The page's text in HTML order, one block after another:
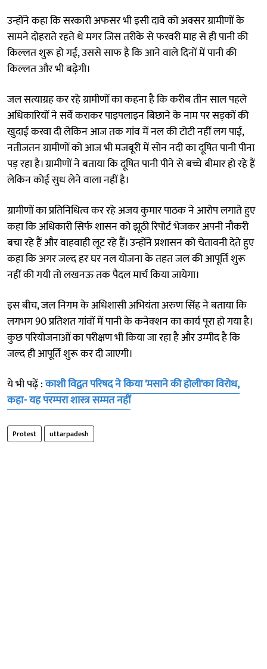
उन्होंने कहा कि सरकारी अफसर भी इसी दावे को अक्सर ग्रामीणों के
सामने दोहराते रहते थे मगर जिस तरीके से फरवरी माह से ही पानी की
किल्लत शुरू हो गई, उससे साफ है कि आने वाले दिनों में पानी की
किल्लत और भी बढ़ेगी।
जल सत्याग्रह कर रहे ग्रामीणों का कहना है कि करीब तीन साल पहले
अधिकारियों ने सर्वे कराकर पाइपलाइन बिछाने के नाम पर सड़कों की
खुदाई करवा दी लेकिन आज तक गांव में नल की टोटी नहीं लग पाई,
नतीजतन ग्रामीणों को आज भी मजबूरी में सोन नदी का दूषित पानी पीना
पड़ रहा है। ग्रामीणों ने बताया कि दूषित पानी पीने से बच्चे बीमार हो रहे हैं
लेकिन कोई सुध लेने वाला नहीं है।
ग्रामीणों का प्रतिनिधित्व कर रहे अजय कुमार पाठक ने आरोप लगाते हुए
कहा कि अधिकारी सिर्फ शासन को झूठी रिपोर्ट भेजकर अपनी नौकरी
बचा रहे हैं और वाहवाही लूट रहे हैं। उन्होंने प्रशासन को चेतावनी देते हुए
कहा कि अगर जल्द हर घर नल योजना के तहत जल की आपूर्ति शुरू
नहीं की गयी तो लखनऊ तक पैदल मार्च किया जायेगा।
इस बीच, जल निगम के अधिशासी अभियंता अरुण सिंह ने बताया कि
लगभग 90 प्रतिशत गांवों में पानी के कनेक्शन का कार्य पूरा हो गया है।
कुछ परियोजनाओं का परीक्षण भी किया जा रहा है और उम्मीद है कि
जल्द ही आपूर्ति शुरू कर दी जाएगी।
ये भी पढ़ें :काशी विद्वत परिषद ने किया 'मसाने की होली'का विरोध,
कहा- यह परम्परा शास्त्र सम्मत नहीं
Protest uttarpadesh